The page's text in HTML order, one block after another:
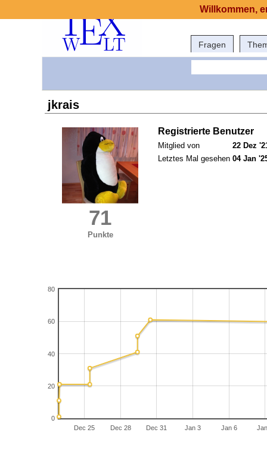
Fragen
jkrais
71
Punkte
Registrierte Benutzer
Mitglied von
22 Dez
Letztes Mal gesehen 04 Jan
Dec 25 Dec 28 Dec 31 Jan 3 Jan 6
0
20
40
60
80
Willkommen,